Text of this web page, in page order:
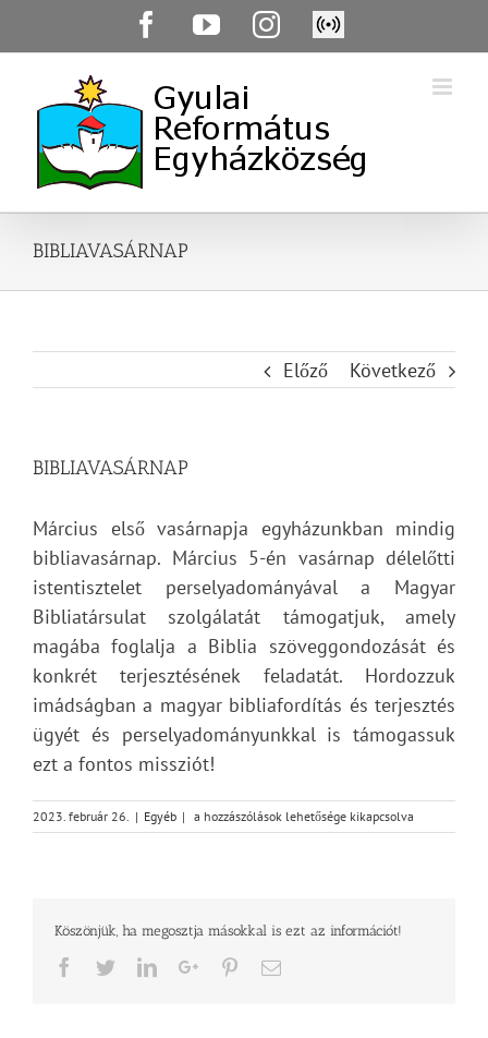
FacebookYouTubeInstagram
Élő
közvetítés
BIBLIAVASÁRNAP
Előző Következő
BIBLIAVASÁRNAP
Március első vasárnapja egyházunkban mindig
bibliavasárnap. Március 5-én vasárnap délelőtti
istentisztelet perselyadományával a Magyar
Bibliatársulat szolgálatát támogatjuk, amely
magába foglalja a Biblia szöveggondozását és
konkrét terjesztésének feladatát. Hordozzuk
imádságban a magyar bibliafordítás és terjesztés
ügyét és perselyadományunkkal is támogassuk
ezt a fontos missziót!
2023. február 26. | Egyéb | BIBLIAVASÁRNAP
bejegyzéshez
a hozzászólások lehetősége kikapcsolva
Köszönjük, ha megosztja másokkal is ezt az információt!
Facebook
TwitterLinkedInGoogle+PinterestEmail